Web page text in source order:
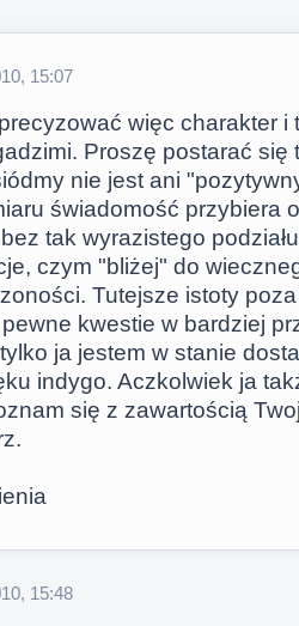
15:07
więc charakter i
Proszę postarać się
nie jest ani
świadomość przybiera
tak wyrazistego
czym "bliżej" do
Tutejsze istoty
kwestie w bardziej
ja jestem w stanie
indygo. Aczkolwiek ja
się z zawartością
15:48